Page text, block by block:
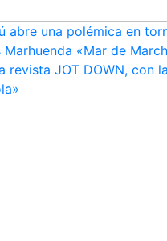
abre una polémica en
Marhuenda «Mar de
revista JOT DOWN, con